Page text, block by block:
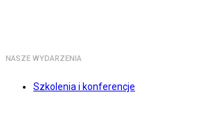
NASZE WYDARZENIA
Szkolenia i konferencje